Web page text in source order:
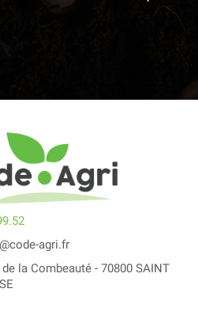
agri.fr
de la Combeauté - 70800 SAINT